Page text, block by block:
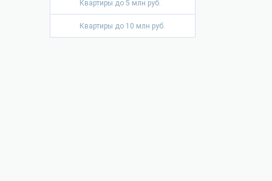
Квартиры до 5 млн руб.
Квартиры до 10 млн руб.